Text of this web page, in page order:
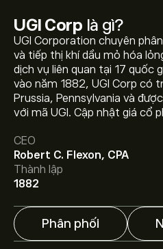
UGI Corp là gì?
UGI Corporation chuyên
và tiếp thị khí dầu mỏ hóa
dịch vụ liên quan tại 17 quốc
vào năm 1882, UGI Corp có
Prussia, Pennsylvania và
với mã UGI. Cập nhật giá cổ
CEO
Robert C. Flexon, CPA
Thành lập
1882
Phân phối
Giá UGI hôm nay là 34.18‎$‎.
Giá mục tiêu trung bình của
khoảneToro để biết dự báo
giá mục tiêu.
Các chuyên gia dự báo giá
thị trường, báo cáo tài chính
Hãy kiểm tra dự báo mới nhất
Vốn hóa thị trường của UGI